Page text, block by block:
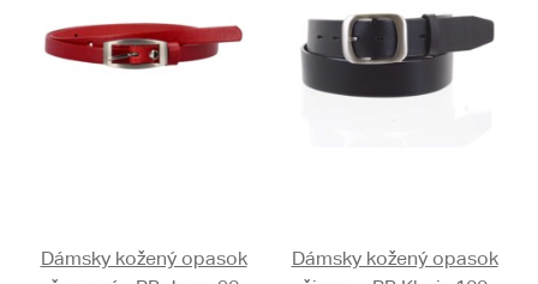
Dámsky kožený opasok
Dámsky kožený opasok